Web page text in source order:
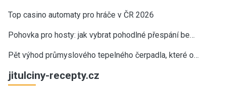
Top casino automaty pro hráče v ČR 2026
Pohovka pro hosty: jak vybrat pohodlné přespání be…
Pět výhod průmyslového tepelného čerpadla, které o…
jitulciny-recepty.cz